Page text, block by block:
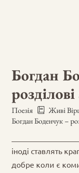
Богдан
Поезія
Живі
Богдан Боденчук –
іноді ставлять
добре коли є